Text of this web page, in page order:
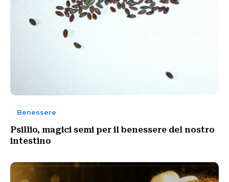
Benessere
Psillio, magici semi per il benessere del nostro
intestino